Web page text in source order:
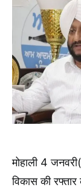
मोहाली 4
विकास की